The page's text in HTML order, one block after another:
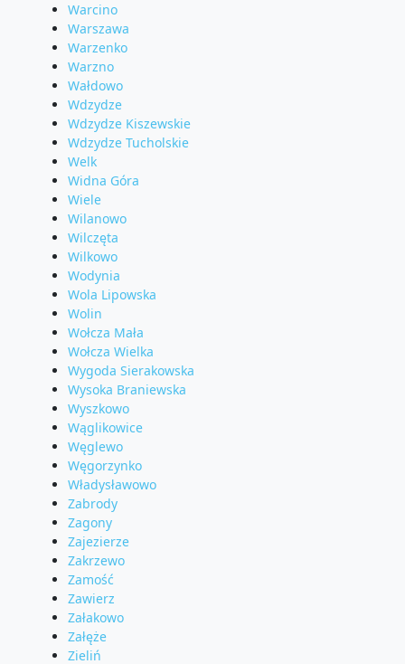
Warcino
Warszawa
Warzenko
Warzno
Wałdowo
Wdzydze
Wdzydze Kiszewskie
Wdzydze Tucholskie
Welk
Widna Góra
Wiele
Wilanowo
Wilczęta
Wilkowo
Wodynia
Wola Lipowska
Wolin
Wołcza Mała
Wołcza Wielka
Wygoda Sierakowska
Wysoka Braniewska
Wyszkowo
Wąglikowice
Węglewo
Węgorzynko
Władysławowo
Zabrody
Zagony
Zajezierze
Zakrzewo
Zamość
Zawierz
Załakowo
Załęże
Zieliń